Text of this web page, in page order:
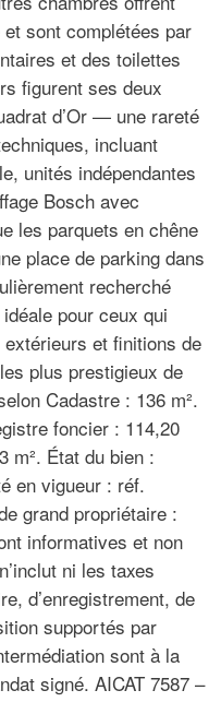
sont complétées par
et des toilettes
figurent ses deux
d’Or — une rareté
incluant
unités indépendantes
Bosch avec
les parquets en chêne
place de parking dans
recherché
pour ceux qui
et finitions de
plus prestigieux de
Cadastre : 136 m².
foncier : 114,20
m². État du bien :
en vigueur : réf.
grand propriétaire :
informatives et non
ni les taxes
d’enregistrement, de
supportés par
sont à la
signé. AICAT 7587 –